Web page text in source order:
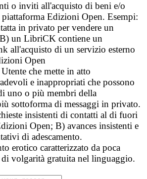
o inviti all'acquisto di beni e/o
piattaforma Edizioni Open. Esempi:
in privato per vendere un
un LibriCK contiene un
all'acquisto di un servizio esterno
Open
Utente che mette in atto
e inappropriati che possono
uno o più membri della
sottoforma di messaggi in privato.
insistenti di contatti al di fuori
Open; B) avances insistenti e
di adescamento.
erotico caratterizzato da poca
di volgarità gratuita nel linguaggio.